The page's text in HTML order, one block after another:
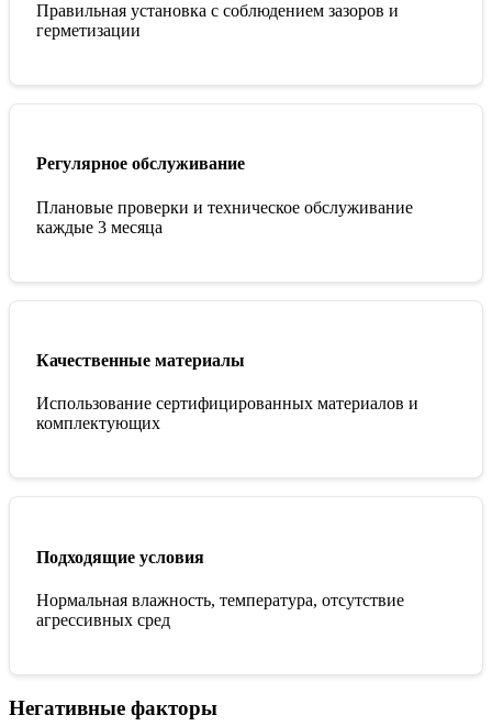
Правильная установка с соблюдением зазоров и
герметизации
Регулярное обслуживание
Плановые проверки и техническое обслуживание
каждые 3 месяца
Качественные материалы
Использование сертифицированных материалов и
комплектующих
Подходящие условия
Нормальная влажность, температура, отсутствие
агрессивных сред
Негативные факторы